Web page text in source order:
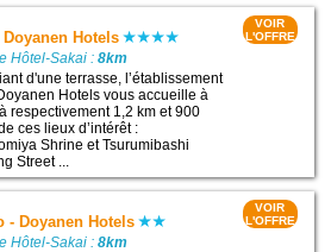
Hotels
Hôtel-Sakai :8km
d'une terrasse, l’établissement
Hotels vous accueille à
respectivement 1,2 km et 900
ces lieux d’intérêt :
Shrine et Tsurumibashi
Street ...
VOIR
L'OFFRE
- Doyanen Hotels
Hôtel-Sakai :8km
VOIR
L'OFFRE